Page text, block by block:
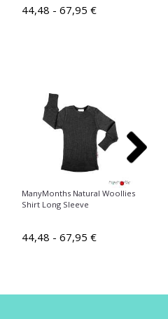
44,48 - 67,95 €
ManyMonths Natural Woollies
Shirt Long Sleeve
44,48 - 67,95 €